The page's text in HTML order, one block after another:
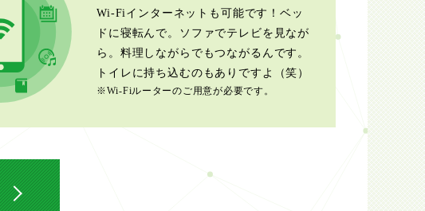
Wi-Fiインターネットも可能です！ベッ
ドに寝転んで。ソファでテレビを見なが
ら。料理しながらでもつながるんです。
トイレに持ち込むのもありですよ（笑）
※Wi-Fiルーターのご用意が必要です。